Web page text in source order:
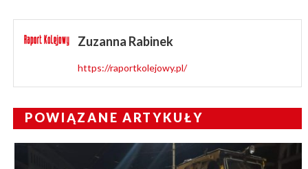
Zuzanna Rabinek
https://raportkolejowy.pl/
POWIĄZANE ARTYKUŁY